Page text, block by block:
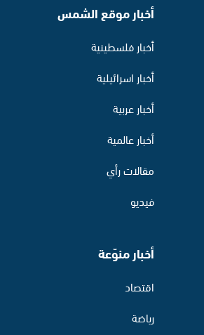
أخبار موقع الشمس
أخبار فلسطينية
أخبار اسرائيلية
أخبار عربية
أخبار عالمية
مقالات رأي
فيديو
أخبار منوّعة
اقتصاد
رياضة